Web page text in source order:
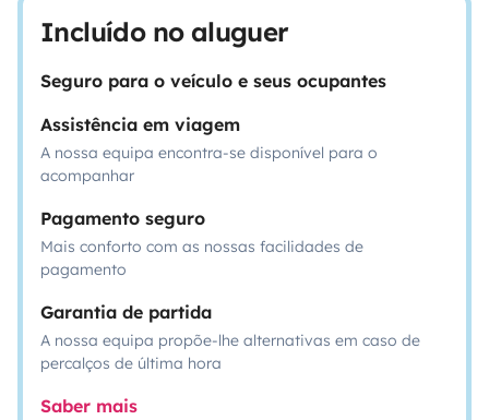
Incluído no aluguer
Seguro para o veículo e seus ocupantes
Assistência em viagem
A nossa equipa encontra-se disponível para o
acompanhar
Pagamento seguro
Mais conforto com as nossas facilidades de
pagamento
Garantia de partida
A nossa equipa propõe-lhe alternativas em caso de
percalços de última hora
Saber mais